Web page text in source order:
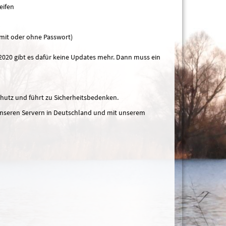
oder ohne Passwort)
gibt es dafür keine Updates mehr. Dann muss ein
und führt zu Sicherheitsbedenken.
Servern in Deutschland und mit unserem